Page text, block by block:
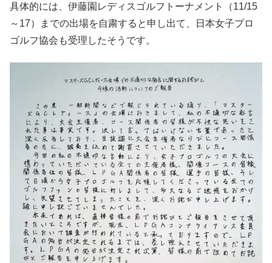
具体的には、伊藤園レディスゴルフトーナメント（11/15
～17）までの出場を自粛すると申し出て、日本女子プロ
ゴルフ協会も受理したそうです。